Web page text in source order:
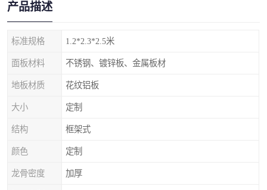
产品描述
标准规格 1.2*2.3*2.5米
面板材料 不锈钢、镀锌板、金属板材
地板材质 花纹铝板
大小 定制
结构 框架式
颜色 定制
龙骨密度 加厚